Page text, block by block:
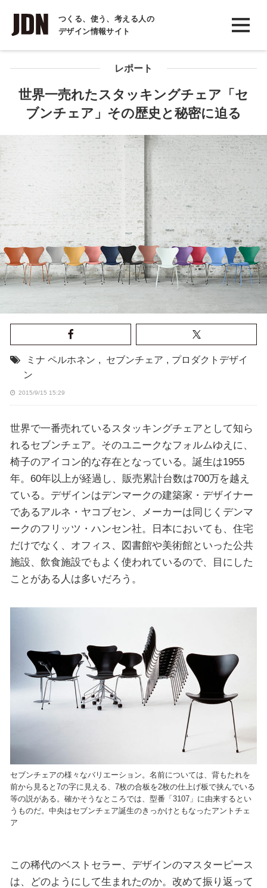
つくる、使う、考える人の
デザイン情報サイト
INTERVIEW
インタビュー
REPORT
COLUMN
レポート
世界一売れたスタッキングチェア「セ
ブンチェア」その歴史と秘密に迫る
ミナ ペルホネン , セブンチェア , プロダクトデザイ
ン
2015/9/15 15:29
世界で一番売れているスタッキングチェアとして知ら
れるセブンチェア。そのユニークなフォルムゆえに、
椅子のアイコン的な存在となっている。誕生は1955
年。60年以上が経過し、販売累計台数は700万を越え
ている。デザインはデンマークの建築家・デザイナー
であるアルネ・ヤコブセン、メーカーは同じくデンマ
ークのフリッツ・ハンセン社。日本においても、住宅
だけでなく、オフィス、図書館や美術館といった公共
施設、飲食施設でもよく使われているので、目にした
ことがある人は多いだろう。
セブンチェアの様々なバリエーション。名前については、背もたれを
前から見ると7の字に見える、7枚の合板を2枚の仕上げ板で挟んでいる
等の説がある。確かそうなところでは、型番「3107」に由来するとい
うものだ。中央はセブンチェア誕生のきっかけともなったアントチェ
ア
この稀代のベストセラー、デザインのマスターピース
は、どのようにして生まれたのか。改めて振り返って